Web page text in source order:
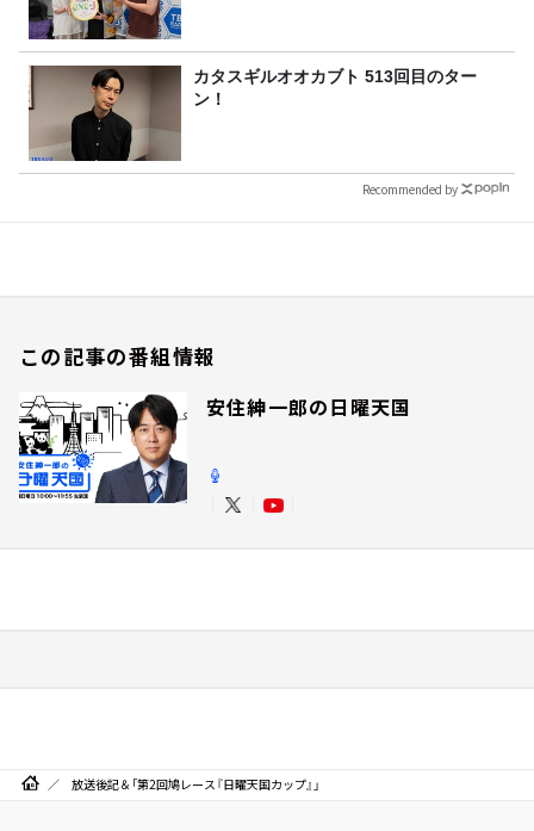
カタスギルオオカブト 513回目のター
ン！
Recommended by
この記事の番組情報
安住紳一郎の日曜天国
放送後記＆「第2回鳩レース『日曜天国カップ』」